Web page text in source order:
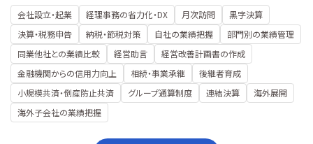
会社設立・起業 経理事務の省力化・DX 月次訪問
黒字決算
決算・税務申告
納税・節税対策 自社の業績把握
部門別の業績管理
同業他社との業績比較
経営助言
経営改善計画書の作成
金融機関からの信用力向上
相続・事業承継
後継者育成
小規模共済・倒産防止共済
グループ通算制度 連結決算
海外展開
海外子会社の業績把握